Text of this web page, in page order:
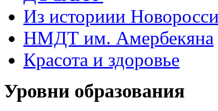
Из историии
НМДТ им. Амербекяна
Красота и здоровье
Уровни образования